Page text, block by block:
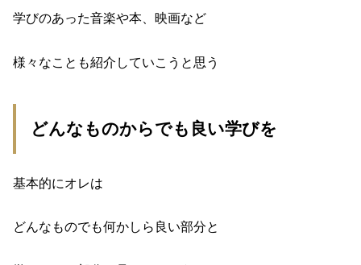
学びのあった音楽や本、映画など
様々なことも紹介していこうと思う
どんなものからでも良い学びを
基本的にオレは
どんなものでも何かしら良い部分と